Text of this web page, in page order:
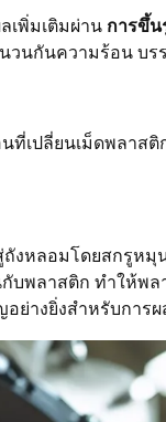
เพิ่มเติมผ่าน การขึ้น
วนกันความร้อน บ
เปลี่ยนเม็ดพลาสติ
งหลอมโดยสกรูห
พลาสติก ทำให้พล
างยิ่งสำหรับการผ